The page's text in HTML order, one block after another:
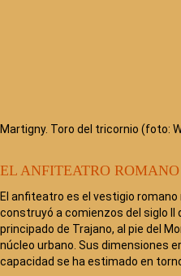
Martigny. Toro del tricornio (foto:
EL ANFITEATRO
El anfiteatro es el vestigio
construyó a comienzos del siglo II
principado de Trajano, al pie del
núcleo urbano. Sus dimensiones
capacidad se ha estimado en